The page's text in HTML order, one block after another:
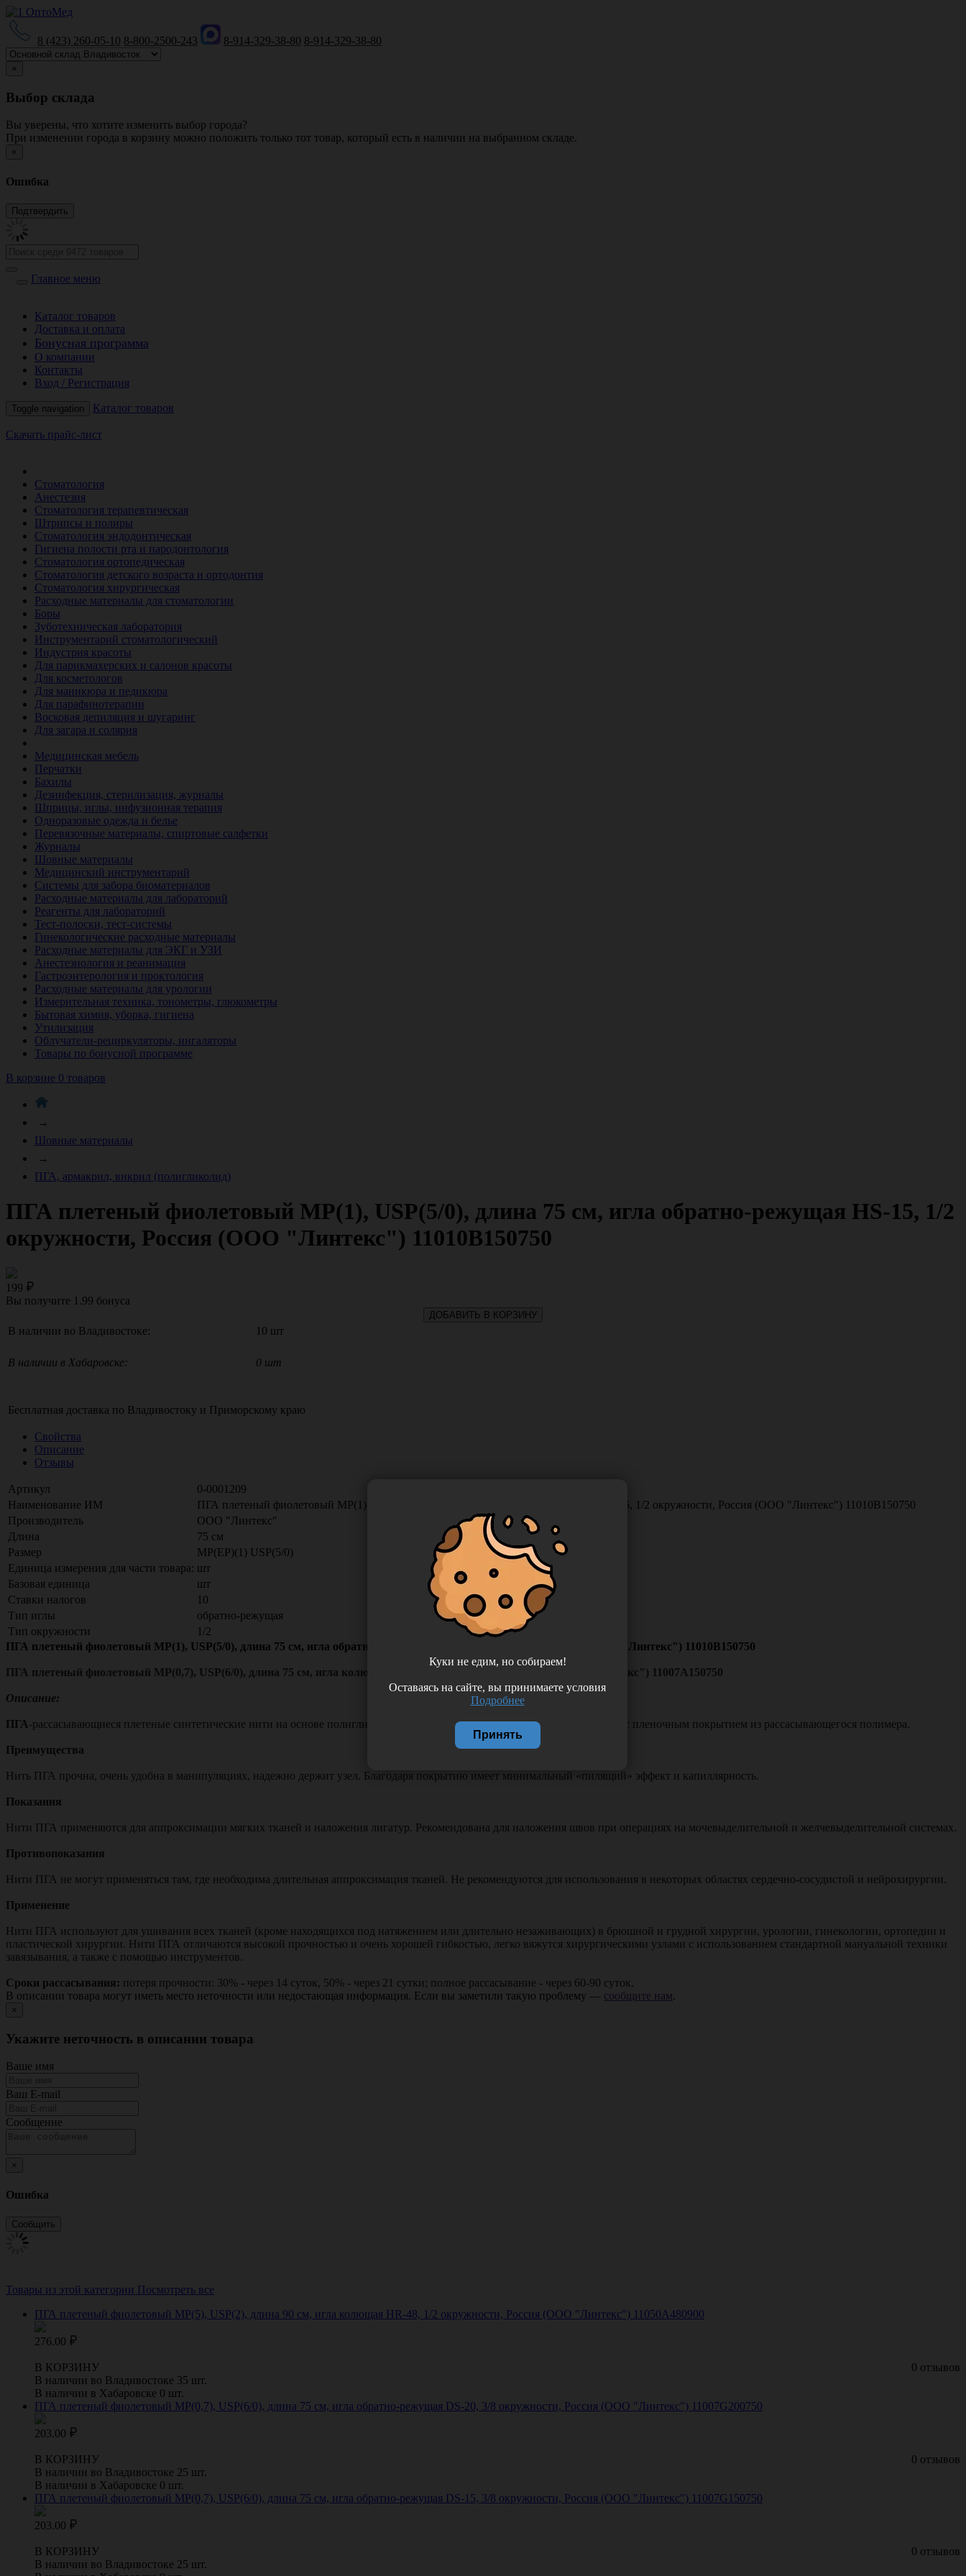
8 (423) 260-05-10 8-800-2500-243 8-914-329-38-80 8-914-329-38-80
×
Выбор склада
Вы уверены, что хотите изменить выбор города?
При изменении города в корзину можно положить только тот товар, который есть в наличии на выбранном складе.
×
Ошибка
Главное меню
Каталог товаров
Доставка и оплата
Бонусная программа
О компании
Контакты
Вход / Регистрация
Toggle navigation Каталог товаров
Скачать прайс-лист
Стоматология
Анестезия
Стоматология терапевтическая
Штрипсы и полиры
Стоматология эндодонтическая
Гигиена полости рта и пародонтология
Стоматология ортопедическая
Стоматология детского возраста и ортодонтия
Стоматология хирургическая
Расходные материалы для стоматологии
Боры
Зуботехническая лаборатория
Инструментарий стоматологический
Индустрия красоты
Для парикмахерских и салонов красоты
Для косметологов
Для маникюра и педикюра
Для парафинотерапии
Восковая депиляция и шугаринг
Для загара и солярия
Медицинская мебель
Перчатки
Бахилы
Дезинфекция, стерилизация, журналы
Шприцы, иглы, инфузионная терапия
Одноразовые одежда и белье
Перевязочные материалы, спиртовые салфетки
Журналы
Шовные материалы
Медицинский инструментарий
Системы для забора биоматериалов
Расходные материалы для лабораторий
Реагенты для лабораторий
Тест-полоски, тест-системы
Гинекологические расходные материалы
Расходные материалы для ЭКГ и УЗИ
Анестезиология и реанимация
Гастроэнтерология и проктология
Расходные материалы для урологии
Измерительная техника, тонометры, глюкометры
Бытовая химия, уборка, гигиена
Утилизация
Облучатели-рециркуляторы, ингаляторы
Товары по бонусной программе
В корзине 0 товаров
→
Шовные материалы
→
ПГА, армакрил, викрил (полигликолид)
ПГА плетеный фиолетовый МР(1), USP(5/0), длина 75 см, игла обратно-режущая HS-15, 1/2
окружности, Россия (ООО "Линтекс") 11010В150750
199
Вы получите 1.99 бонуса
ДОБАВИТЬ В КОРЗИНУ
В наличии во Владивостоке: 10 шт
В наличии в Хабаровске: 0 шт
Бесплатная доставка по Владивостоку и Приморскому краю
Свойства
Описание
Отзывы
Артикул
0-0001209
Наименование ИМ
ПГА плетеный фиолетовый МР(1), USP(5/0), длина 75 см, игла обратно-режущая HS-15, 1/2 окружности, Россия (ООО "Линтекс") 11010В150750
Производитель
ООО "Линтекс"
Длина
75 см
Размер
МР(EP)(1) USP(5/0)
Единица измерения для части товара: шт
Базовая единица
шт
Ставки налогов
10
Тип иглы
обратно-режущая
Тип окружности
1/2
ПГА плетеный фиолетовый МР(1), USP(5/0), длина 75 см, игла обратно-режущая HS-15, 1/2 окружности, Россия (ООО "Линтекс") 11010В150750
ПГА плетеный фиолетовый МР(0,7), USP(6/0), длина 75 см, игла колющая HR-15, 1/2 окружности, Россия (ООО "Линтекс") 11007A150750
Описание:
ПГА-рассасывающиеся плетеные синтетические нити на основе полигликолевой кислоты (полигидроксиацетиловой - ПГА) с пленочным покрытием из рассасывающегося полимера.
Преимущества
Нить ПГА прочна, очень удобна в манипуляциях, надежно держит узел. Благодаря покрытию имеет минимальный «пилящий» эффект и капиллярность.
Показания
Нити ПГА применяются для аппроксимации мягких тканей и наложения лигатур. Рекомендована для наложения швов при операциях на мочевыделительной и желчевыделительной системах.
Противопоказания
Нити ПГА не могут применяться там, где необходима длительная аппроксимация тканей. Не рекомендуются для использования в некоторых областях сердечно-сосудистой и нейрохирургии.
Применение
Нити ПГА используют для ушивания всех тканей (кроме находящихся под натяжением или длительно незаживающих) в брюшной и грудной хирургии, урологии, гинекологии, ортопедии и
пластической хирургии. Нити ПГА отличаются высокой прочностью и очень хорошей гибкостью, легко вяжутся хирургическими узлами с использованием стандартной мануальной техники
завязывания, а также с помощью инструментов.
Сроки рассасывания: потеря прочности: 30% - через 14 суток, 50% - через 21 сутки; полное рассасывание - через 60-90 суток.
В описании товара могут иметь место неточности или недостающая информация. Если вы заметили такую проблему — сообщите нам.
×
Укажите неточность в описании товара
Ваше имя
Ваш E-mail
Сообщение
×
Ошибка
Товары из этой категории Посмотреть все
ПГА плетеный фиолетовый МР(5), USP(2), длина 90 см, игла колющая HR-48, 1/2 окружности, Россия (ООО "Линтекс") 11050A480900
276.00
0 отзывов
В КОРЗИНУ
В наличии во Владивостоке 35 шт.
В наличии в Хабаровске 0 шт.
ПГА плетеный фиолетовый МР(0,7), USP(6/0), длина 75 см, игла обратно-режущая DS-20, 3/8 окружности, Россия (ООО "Линтекс") 11007G200750
203.00
0 отзывов
В КОРЗИНУ
В наличии во Владивостоке 25 шт.
В наличии в Хабаровске 0 шт.
ПГА плетеный фиолетовый МР(0,7), USP(6/0), длина 75 см, игла обратно-режущая DS-15, 3/8 окружности, Россия (ООО "Линтекс") 11007G150750
203.00
0 отзывов
В КОРЗИНУ
В наличии во Владивостоке 25 шт.
Куки не едим, но собираем!
Оставаясь на сайте, вы принимаете условия
Подробнее
Принять